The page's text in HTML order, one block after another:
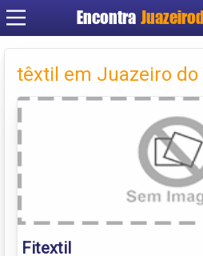
Encontra
Criar
têxtil em Juazeiro do
Fitextil